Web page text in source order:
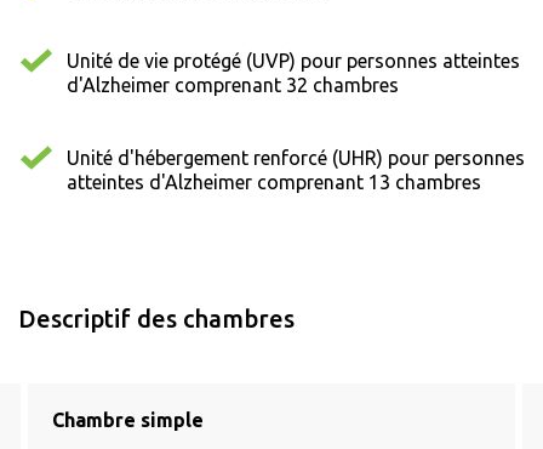
Unité de vie protégé (UVP) pour personnes atteintes
d'Alzheimer comprenant 32 chambres
Unité d'hébergement renforcé (UHR) pour personnes
atteintes d'Alzheimer comprenant 13 chambres
Descriptif des chambres
Chambre simple